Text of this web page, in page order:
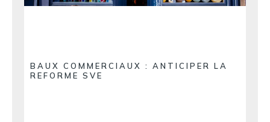
BAUX COMMERCIAUX : ANTICIPER LA
REFORME SVE